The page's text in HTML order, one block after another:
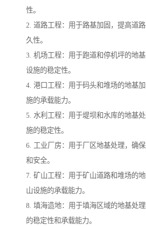
性。
2. 道路工程：用于路基加固，提高道
久性。
3. 机场工程：用于跑道和停机坪的地
设施的稳定性。
4. 港口工程：用于码头和堆场的地基
施的承载能力。
5. 水利工程：用于堤坝和水库的地基
施的稳定性。
6. 工业厂房：用于厂区地基处理，确
和安全。
7. 矿山工程：用于矿山道路和堆场的
山设施的承载能力。
8. 填海造地：用于填海区域的地基处
的稳定性和承载能力。